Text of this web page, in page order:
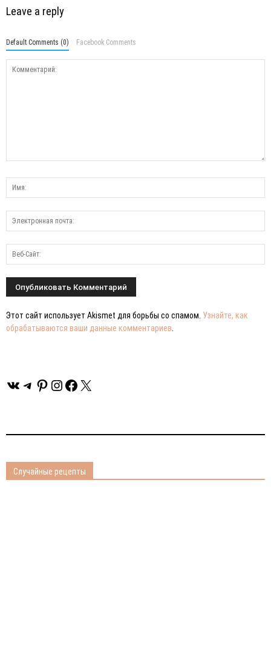
Leave a reply
Default Comments (0) Facebook Comments
Этот сайт использует Akismet для борьбы со спамом. Узнайте, как
обрабатываются ваши данные комментариев
ВКонтакте
Telegram
Pinterest
Instagram
Facebook
X
Случайные рецепты